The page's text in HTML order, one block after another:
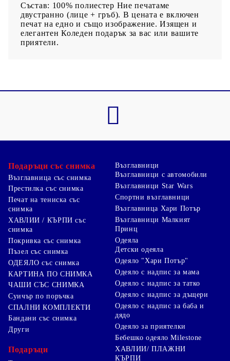
Състав: 100% полиестер Ние печатаме
двустранно (лице + гръб). В цената е включен
печат на едно и също изображение. Изящен и
елегантен Коледен подарък за вас или вашите
приятели.
Подаръци със снимка
Възглавница със снимка
Престилка със снимка
Печат на тениска със
снимка
ХАВЛИИ / КЪРПИ със
снимка
Покривка със снимка
Пъзел със снимка
ОДЕЯЛО със снимка
КАРТИНА ПО СНИМКА
ЧАШИ СЪС СНИМКА
Суичър по поръчка
СПАЛНИ КОМПЛЕКТИ
Бандани със снимка
Други
Подаръци
Възглавници
Възглавници с автомобили
Възглавници Star Wars
Спортни възглавници
Възглавница Хари Потър
Възглавници Малкият
Принц
Одеяла
Детски одеяла
Одеяло "Хари Потър"
Одеяло с надпис за мама
Одеяло с надпис за татко
Одеяло с надпис за дъщери
Одеяло с надпис за баба и
дядо
Одеяло за приятелки
Бебешко одеяло Milestone
ХАВЛИИ/ ПЛАЖНИ
КЪРПИ